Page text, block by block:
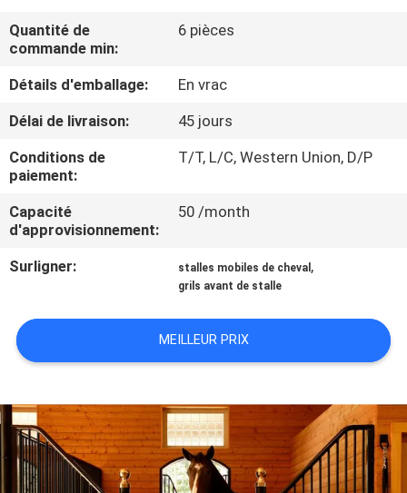
VISITE
CONTRÔLE
DE
QUALITÉ
CONTACTEZ-
NOUS
DEMANDEZ
UNE
SITEMAP
Quantité de
commande min:
6 pièces
Détails d'emballage:
En vrac
Délai de livraison:
45 jours
Conditions de
paiement:
T/T, L/C, Western Union, D/P
Capacité
d'approvisionnement:
50 /month
Surligner: stalles mobiles de cheval ,
grils avant de stalle
MEILLEUR PRIX